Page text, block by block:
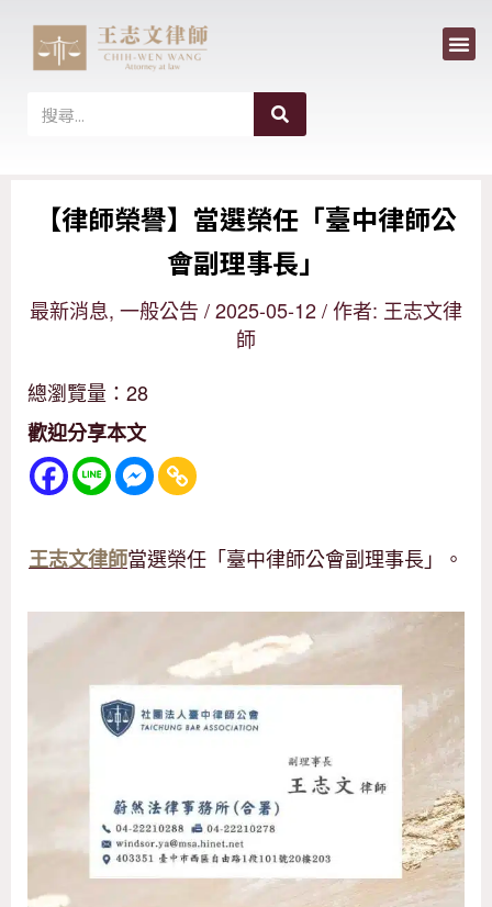
單
搜
搜
尋
【律師榮譽】當選榮任「臺中律師公
會副理事長」
最新消息, 一般公告 /2025-05-12/ 作者: 王志文律
師
總瀏覽量：28
歡迎分享本文
王志文律師當選榮任「臺中律師公會副理事長」。